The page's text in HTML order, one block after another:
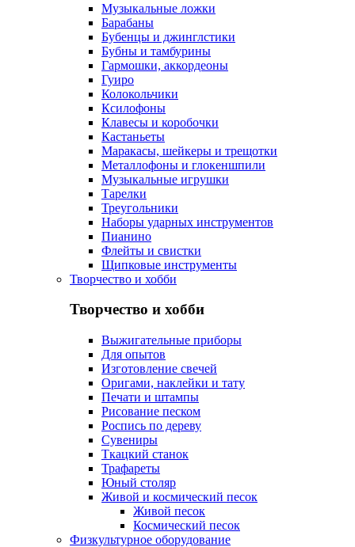
Музыкальные ложки
Барабаны
Бубенцы и джинглстики
Бубны и тамбурины
Гармошки, аккордеоны
Гуиро
Колокольчики
Ксилофоны
Клавесы и коробочки
Кастаньеты
Маракасы, шейкеры и трещотки
Металлофоны и глокеншпили
Музыкальные игрушки
Тарелки
Треугольники
Наборы ударных инструментов
Пианино
Флейты и свистки
Щипковые инструменты
Творчество и хобби
Творчество и хобби
Выжигательные приборы
Для опытов
Изготовление свечей
Оригами, наклейки и тату
Печати и штампы
Рисование песком
Роспись по дереву
Сувениры
Ткацкий станок
Трафареты
Юный столяр
Живой и космический песок
Живой песок
Космический песок
Физкультурное оборудование